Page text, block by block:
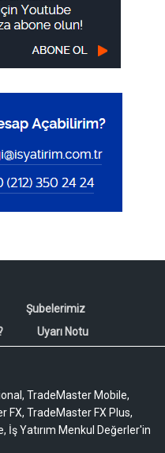
Şubelerimiz
Uyarı Notu
TradeMaster Mobile,
FX, TradeMaster FX Plus,
İş Yatırım Menkul Değerler'in